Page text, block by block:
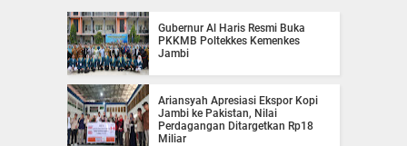
Gubernur Al Haris Resmi Buka
PKKMB Poltekkes Kemenkes
Jambi
Ariansyah Apresiasi Ekspor Kopi
Jambi ke Pakistan, Nilai
Perdagangan Ditargetkan Rp18
Miliar